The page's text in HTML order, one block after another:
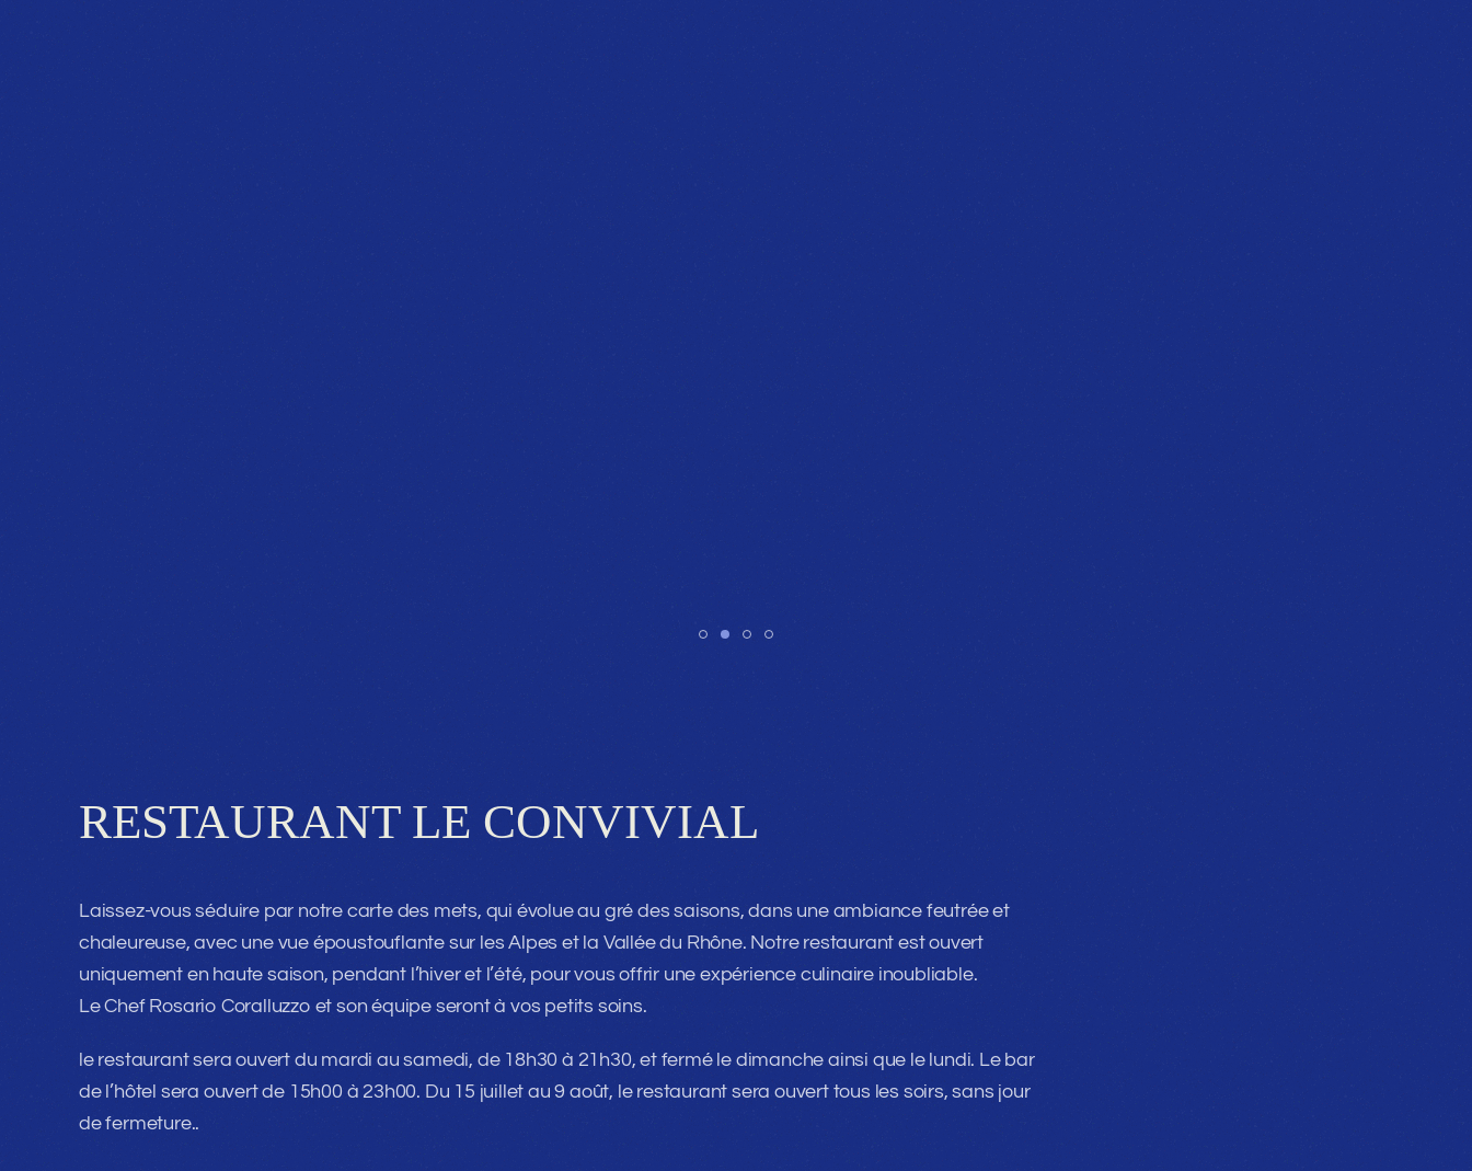
RESTAURANT LE CONVIVIAL
Laissez-vous séduire par notre carte des mets, qui évolue au gré des saisons, dans une ambiance feutrée et
chaleureuse, avec une vue époustouflante sur les Alpes et la Vallée du Rhône. Notre restaurant est ouvert
uniquement en haute saison, pendant l’hiver et l’été, pour vous offrir une expérience culinaire inoubliable.
Le Chef Rosario Coralluzzo et son équipe seront à vos petits soins.
le restaurant sera ouvert du mardi au samedi, de 18h30 à 21h30, et fermé le dimanche ainsi que le lundi. Le bar
de l’hôtel sera ouvert de 15h00 à 23h00. Du 15 juillet au 9 août, le restaurant sera ouvert tous les soirs, sans jour
de fermeture..